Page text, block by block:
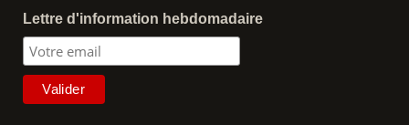
Lettre d'information hebdomadaire